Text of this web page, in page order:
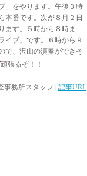
」をやります。午後３時
本番です。次が８月２日
ます。５時から８時ま
イブ」です。６時から９
で、沢山の演奏ができそ
頑張るぞ！！
事務所スタッフ 記事URL